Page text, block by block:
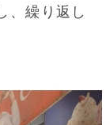
、繰り返し